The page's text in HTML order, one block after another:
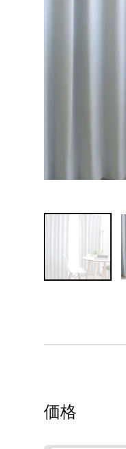
価格